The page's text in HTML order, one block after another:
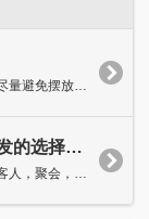
客厅风水首重光线充足，所以阳台上尽量避免摆放太多浓密的盆栽，...
客厅是一个家的门面，而沙发的选择又尤其重要。客厅沙发你选对了吗？
客厅是一个家的门面，也是我们接待客人，聚会，娱乐的重要场所，...